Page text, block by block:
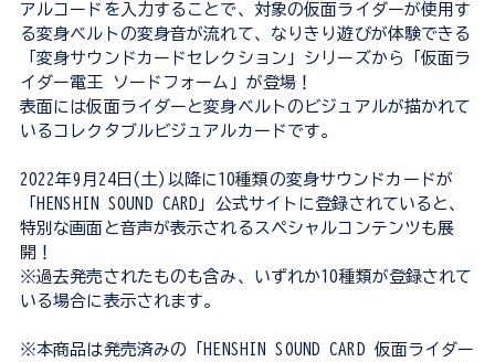
アルコードを入力することで、対象の仮面ライダーが使用す
る変身ベルトの変身音が流れて、なりきり遊びが体験できる
「変身サウンドカードセレクション」シリーズから「仮面ラ
イダー電王 ソードフォーム」が登場！
表面には仮面ライダーと変身ベルトのビジュアルが描かれて
いるコレクタブルビジュアルカードです。
2022年9月24日(土)以降に10種類の変身サウンドカードが
「HENSHIN SOUND CARD」公式サイトに登録されていると、
特別な画面と音声が表示されるスペシャルコンテンツも展
開！
※過去発売されたものも含み、いずれか10種類が登録されて
いる場合に表示されます。
※本商品は発売済みの「HENSHIN SOUND CARD 仮面ライダー